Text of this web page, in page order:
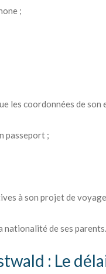
;
les coordonnées de son
passeport ;
à son projet de
nationalité de ses parents.
: Le